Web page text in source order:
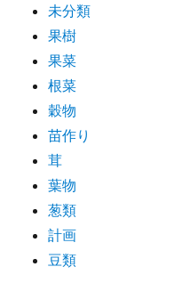
未分類
果樹
果菜
根菜
穀物
苗作り
茸
葉物
葱類
計画
豆類